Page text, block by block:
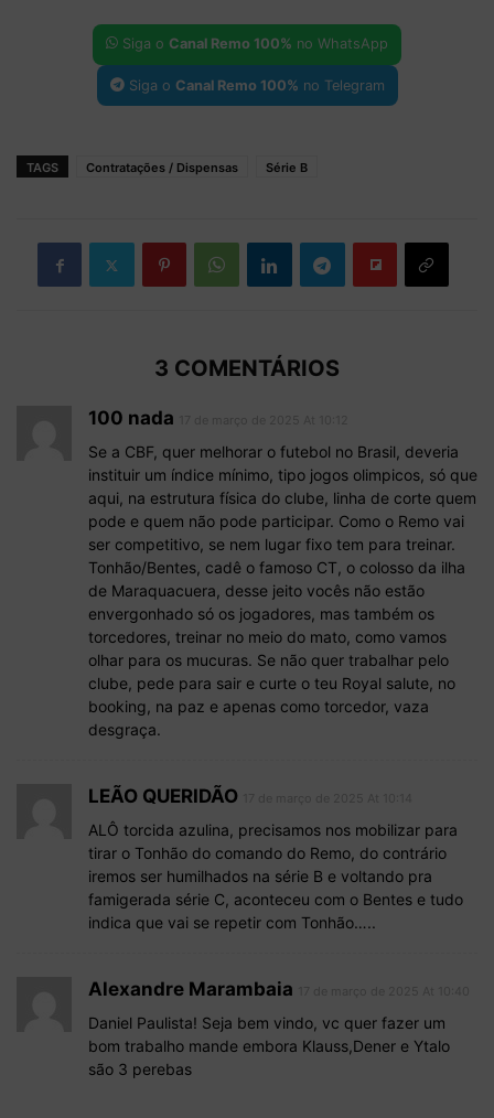
Siga o Canal Remo 100% no WhatsApp
Siga o Canal Remo 100% no Telegram
TAGS Contratações / Dispensas Série B
3 COMENTÁRIOS
100 nada
Se a CBF, quer melhorar o futebol no Brasil, deveria
instituir um índice mínimo, tipo jogos olimpicos, só que
aqui, na estrutura física do clube, linha de corte quem
pode e quem não pode participar. Como o Remo vai
ser competitivo, se nem lugar fixo tem para treinar.
Tonhão/Bentes, cadê o famoso CT, o colosso da ilha
de Maraquacuera, desse jeito vocês não estão
envergonhado só os jogadores, mas também os
torcedores, treinar no meio do mato, como vamos
olhar para os mucuras. Se não quer trabalhar pelo
clube, pede para sair e curte o teu Royal salute, no
booking, na paz e apenas como torcedor, vaza
desgraça.
LEÃO QUERIDÃO
ALÔ torcida azulina, precisamos nos mobilizar para
tirar o Tonhão do comando do Remo, do contrário
iremos ser humilhados na série B e voltando pra
famigerada série C, aconteceu com o Bentes e tudo
indica que vai se repetir com Tonhão…..
Alexandre Marambaia
Daniel Paulista! Seja bem vindo, vc quer fazer um
bom trabalho mande embora Klauss,Dener e Ytalo
são 3 perebas